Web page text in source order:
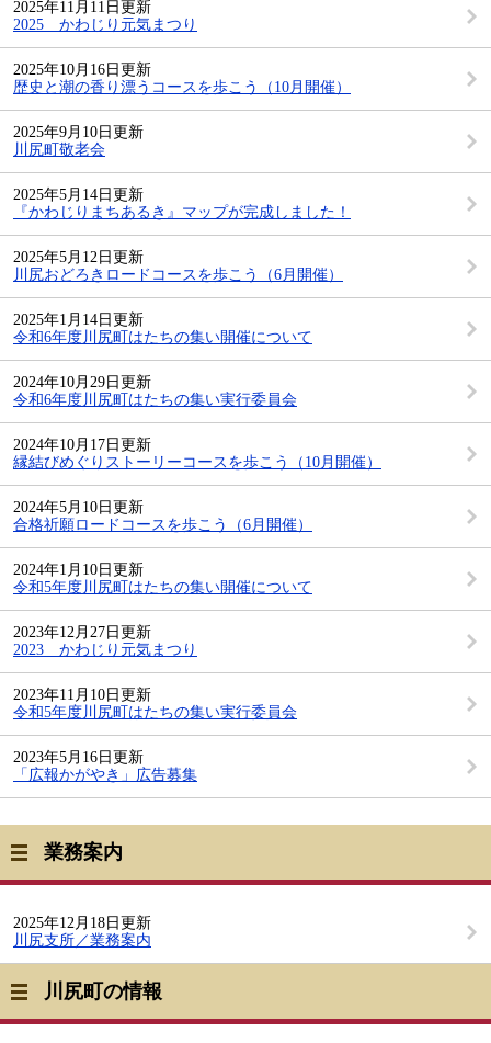
2025年11月11日更新
2025 かわじり元気まつり
2025年10月16日更新
歴史と潮の香り漂うコースを歩こう（10月開催）
2025年9月10日更新
川尻町敬老会
2025年5月14日更新
『かわじりまちあるき』マップが完成しました！
2025年5月12日更新
川尻おどろきロードコースを歩こう（6月開催）
2025年1月14日更新
令和6年度川尻町はたちの集い開催について
2024年10月29日更新
令和6年度川尻町はたちの集い実行委員会
2024年10月17日更新
縁結びめぐりストーリーコースを歩こう（10月開催）
2024年5月10日更新
合格祈願ロードコースを歩こう（6月開催）
2024年1月10日更新
令和5年度川尻町はたちの集い開催について
2023年12月27日更新
2023 かわじり元気まつり
2023年11月10日更新
令和5年度川尻町はたちの集い実行委員会
2023年5月16日更新
「広報かがやき」広告募集
業務案内
2025年12月18日更新
川尻支所／業務案内
川尻町の情報